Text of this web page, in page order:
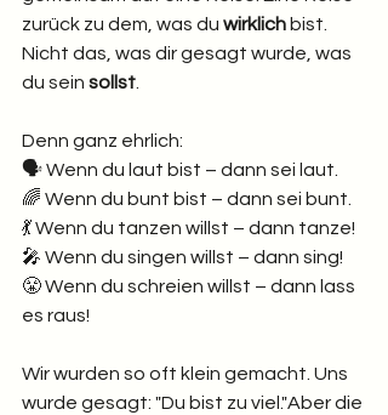
zurück zu dem, was du wirklich bist.
Nicht das, was dir gesagt wurde, was
du sein sollst
Denn ganz ehrlich:
🗣 Wenn du laut bist – dann sei laut.
🌈 Wenn du bunt bist – dann sei bunt.
💃 Wenn du tanzen willst – dann tanze!
🎤 Wenn du singen willst – dann sing!
😤 Wenn du schreien willst – dann lass
es raus!
Wir wurden so oft klein gemacht. Uns
wurde gesagt: "Du bist zu viel."Aber die